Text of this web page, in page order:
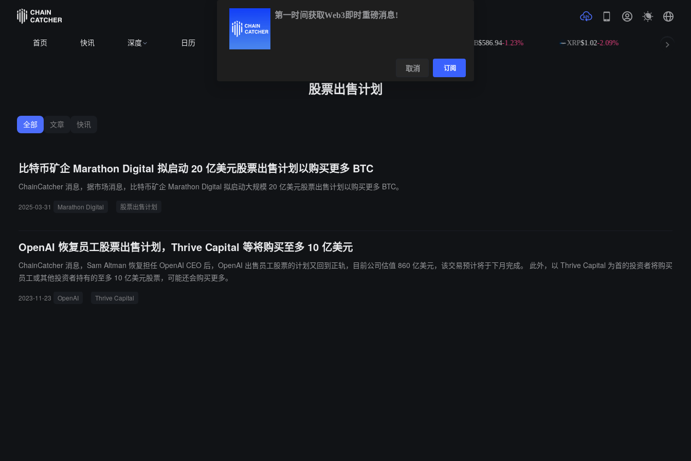
首页 快讯 深度 日历 BNB$586.94-1.23% XRP$1.02-2.09% SOL
股票出售计划
全部 文章 快讯
比特币矿企 Marathon Digital 拟启动 20 亿美元股票出售计划以购买更多 BTC
ChainCatcher 消息，据市场消息，比特币矿企 Marathon Digital 拟启动大规模 20 亿美元股票出售计划以购买更多 BTC。
2025-03-31 Marathon Digital 股票出售计划
OpenAI 恢复员工股票出售计划，Thrive Capital 等将购买至多 10 亿美元
ChainCatcher 消息，Sam Altman 恢复担任 OpenAI CEO 后，OpenAI 出售员工股票的计划又回到正轨，目前公司估值 860 亿美元，该交易预计将于下月完成。 此外，以 Thrive Capital 为首的投资者将购买
员工或其他投资者持有的至多 10 亿美元股票，可能还会购买更多。
2023-11-23 OpenAI Thrive Capital
第一时间获取Web3即时重磅消息!
取消 订阅